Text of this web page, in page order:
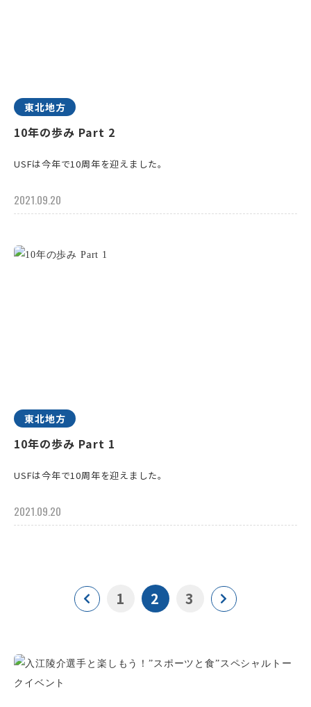
東北地方
10年の歩み Part 2
USFは今年で10周年を迎えました。
2021.09.20
東北地方
10年の歩み Part 1
USFは今年で10周年を迎えました。
2021.09.20
1 2 3